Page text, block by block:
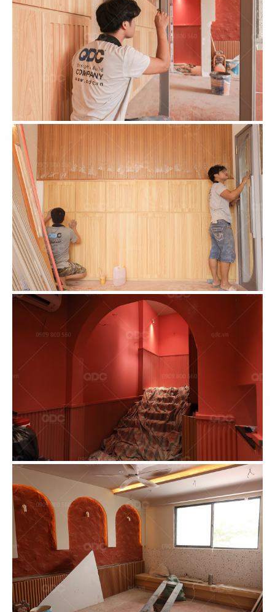
83
BARTELS
CN Thảo Điền, Q.2
84
TAO CHA
CN Thủ Dầu Một
85
IPPUDO RAMEN
CN Lê Thánh Tôn - Q.1
86
JIN DIN ROU
CN Vincom Đồng Khởi - Q.1
87
SUSHI WAY
CN PXL - Q.Bình Thạnh
88
SUSHI WAY
CN Phạm Ngọc Thạch - Q.3
SUSHI MASA
CN Thạch Thị Thanh - Q.1
90
TOKYO DELI
CN Khu đô thị SALA - Q.2
91
UNAGI
CN Thái Văn Lung
DENKI
CN Thảo Điền, Q.2